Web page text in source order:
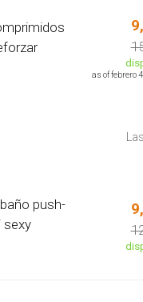
as of febrero
push-
sexy